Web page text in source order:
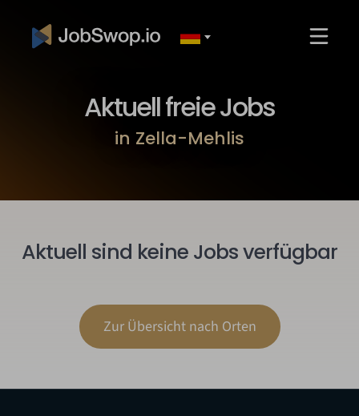
Aktuell freie Jobs
in Zella-Mehlis
Aktuell sind keine Jobs verfügbar
Zur Übersicht nach Orten